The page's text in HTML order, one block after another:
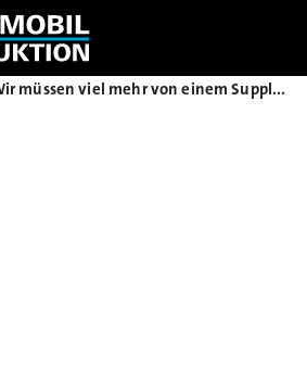
„Wir müssen viel mehr von einem Supply-Network sprechen"